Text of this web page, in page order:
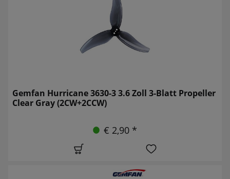
Gemfan Hurricane 3630-3 3.6 Zoll 3-Blatt Propeller
Clear Gray (2CW+2CCW)
€ 2,90 *